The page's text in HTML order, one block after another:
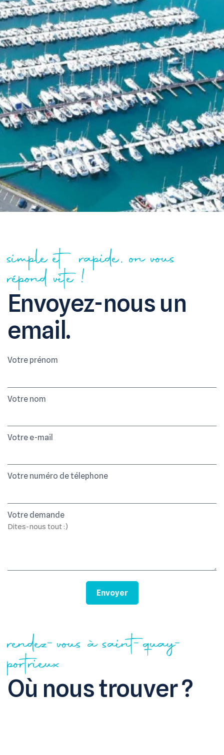
simple et rapide, on vous
répond vite !
Envoyez-nous un
email.
Votre prénom
Votre nom
Votre e-mail
Votre numéro de télephone
Votre demande
Envoyer
rendez-vous à saint-quay-
portrieux
Où nous trouver ?